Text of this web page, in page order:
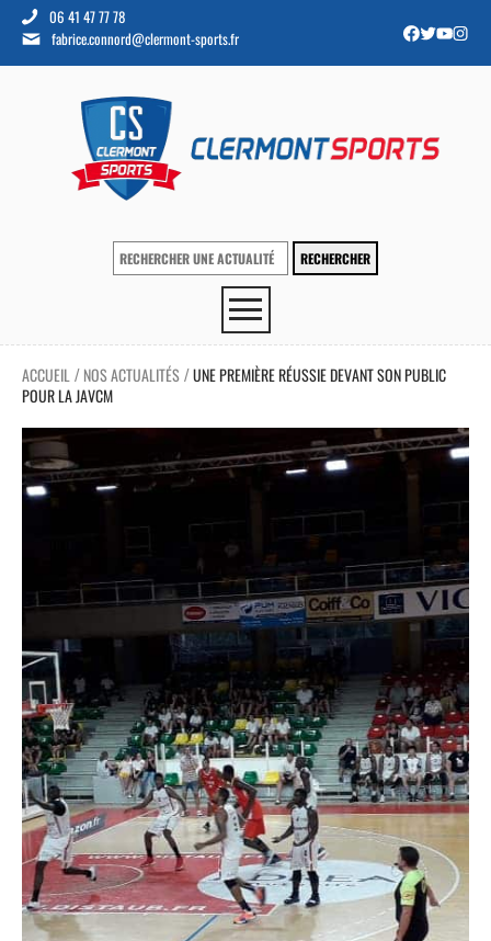
06 41 47 77 78
fabrice.connord@clermont-sports.fr
ACCUEIL / NOS ACTUALITÉS /UNE PREMIÈRE RÉUSSIE DEVANT SON PUBLIC
POUR LA JAVCM